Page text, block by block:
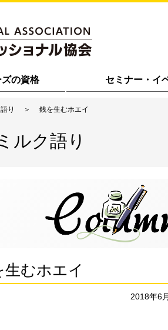
の資格 セミナー・イ
り 銭を生むホエイ
ルク語り
生むホエイ
2018年6